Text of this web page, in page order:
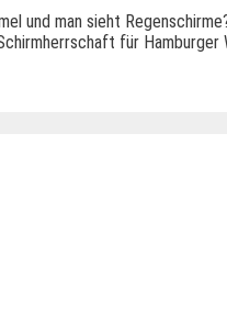
und man sieht
für Hamburger